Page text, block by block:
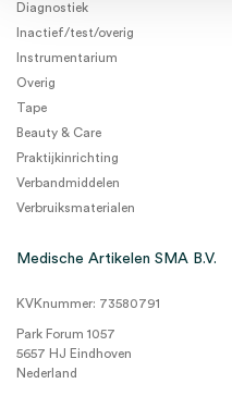
Diagnostiek
Inactief/test/overig
Instrumentarium
Overig
Tape
Beauty & Care
Praktijkinrichting
Verbandmiddelen
Verbruiksmaterialen
Medische Artikelen SMA B.V.
KVKnummer: 73580791
Park Forum 1057
5657 HJ Eindhoven
Nederland